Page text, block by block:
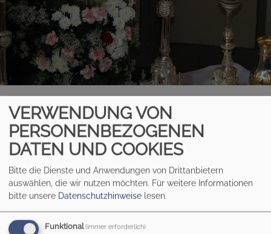
Startseite Was wir tun Gottesdienste
GOTTESDIENSTE
GOTTESDIENSTE IN HEILIG KREUZ
VERWENDUNG VON
PERSONENBEZOGENEN
DATEN UND COOKIES
Bitte die Dienste und Anwendungen von Drittanbietern
auswählen, die wir nutzen möchten. Für weitere Informationen
bitte unsere Datenschutzhinweise lesen.
Funktional(immer erforderlich)